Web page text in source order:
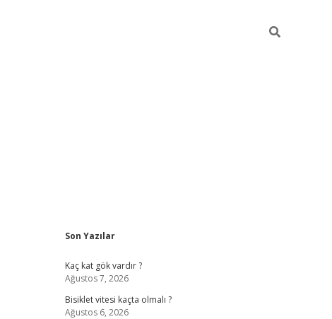
Sidebar
Son Yazılar
Kaç kat gök vardır ?
Ağustos 7, 2026
Bisiklet vitesi kaçta olmalı ?
Ağustos 6, 2026